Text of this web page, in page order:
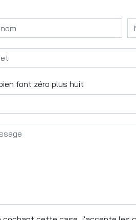
font zéro plus huit